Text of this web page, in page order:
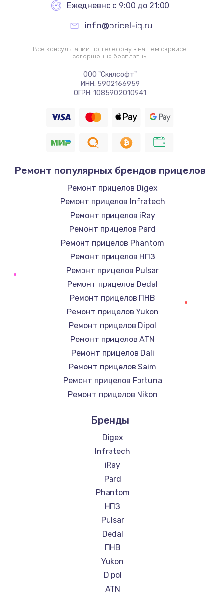
Ежедневно с 9:00 до 21:00
info@pricel-iq.ru
Все консультации по телефону в нашем сервисе
совершенно бесплатны
ООО "Скилсофт"
ИНН: 5902166959
ОГРН: 1085902010941
Ремонт популярных брендов прицелов
Ремонт прицелов Digex
Ремонт прицелов Infratech
Ремонт прицелов iRay
Ремонт прицелов Pard
Ремонт прицелов Phantom
Ремонт прицелов НПЗ
Ремонт прицелов Pulsar
Ремонт прицелов Dedal
Ремонт прицелов ПНВ
Ремонт прицелов Yukon
Ремонт прицелов Dipol
Ремонт прицелов ATN
Ремонт прицелов Dali
Ремонт прицелов Saim
Ремонт прицелов Fortuna
Ремонт прицелов Nikon
Ремонт прицелов Nikko
Ремонт прицелов Artelv
Ремонт прицелов Hakko
Ремонт прицелов HALES
Ремонт прицелов Leica
Ремонт прицелов Vector Optics
Ремонт прицелов Carl Zeiss
Ремонт прицелов Zeiss
Ремонт прицелов AGM Global Vision
Ремонт прицелов Pilad
Ремонт прицелов Arkon
Ремонт прицелов ANYSMART
Ремонт прицелов FLIR
Бренды
Digex
Infratech
iRay
Pard
Phantom
НПЗ
Pulsar
Dedal
ПНВ
Yukon
Dipol
ATN